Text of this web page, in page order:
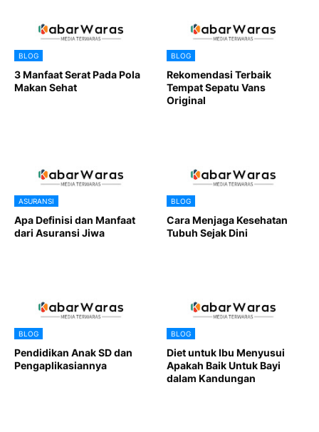
BLOG
3 Manfaat Serat Pada Pola
Makan Sehat
BLOG
Rekomendasi Terbaik
Tempat Sepatu Vans
Original
ASURANSI
Apa Definisi dan Manfaat
dari Asuransi Jiwa
BLOG
Cara Menjaga Kesehatan
Tubuh Sejak Dini
BLOG
Pendidikan Anak SD dan
Pengaplikasiannya
BLOG
Diet untuk Ibu Menyusui
Apakah Baik Untuk Bayi
dalam Kandungan